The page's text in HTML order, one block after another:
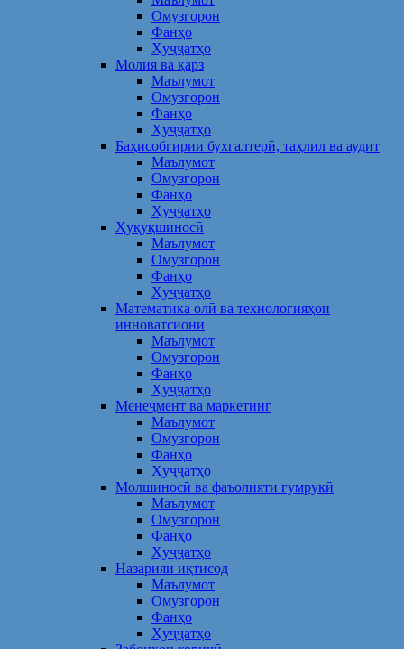
Омузгорон
Фанҳо
Ҳуҷҷатҳо
Молия ва қарз
Маълумот
Омузгорон
Фанҳо
Ҳуҷҷатҳо
Баҳисобгирии бухгалтерӣ, таҳлил ва аудит
Маълумот
Омузгорон
Фанҳо
Ҳуҷҷатҳо
Ҳуқуқшиносӣ
Маълумот
Омузгорон
Фанҳо
Ҳуҷҷатҳо
Математика олӣ ва технологияҳои
инноватсионӣ
Маълумот
Омузгорон
Фанҳо
Ҳуҷҷатҳо
Менеҷмент ва маркетинг
Маълумот
Омузгорон
Фанҳо
Ҳуҷҷатҳо
Молшиносӣ ва фаъолияти гумрукӣ
Маълумот
Омузгорон
Фанҳо
Ҳуҷҷатҳо
Назарияи иқтисод
Маълумот
Омузгорон
Фанҳо
Ҳуҷҷатҳо